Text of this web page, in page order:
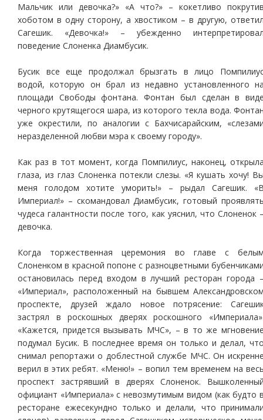
Мальчик или девочка?» «А что?» – кокетливо
хоботом в одну сторону, а хвостиком – в другую,
Сагешик. «Девочка!» – убежденно
поведение Слоненка Диамбусик.
Бусик все еще продолжал брызгать в лицо
водой, которую он брал из недавно установленного
площади Свободы фонтана. Фонтан был сделан в
черного крутящегося шара, из которого текла вода.
уже окрестили, по аналогии с Бахчисарайским,
неразделенной любви мэра к своему городу».
Как раз в тот момент, когда Помпилиус, наконец,
глаза, из глаз Слоненка потекли слезы. «Я кушать хочу!
меня голодом хотите уморить!» – рыдал Сагешик.
Империал!» – скомандовал Диамбусик, готовый
чудеса галантности после того, как уяснил, что Слоненок
девочка.
Когда торжественная церемония во главе с
Слоненком в красной попоне с разноцветными
остановилась перед входом в лучший ресторан города
«Империал», расположенный на бывшем
проспекте, друзей ждало новое потрясение:
застрял в роскошных дверях роскошного
«Кажется, придется вызывать МЧС», – в то же
подумал Бусик. В последнее время он только и делал,
снимал репортажи о доблестной службе МЧС. Он
верил в этих ребят. «Меню!» – вопил тем временем на
проспект застрявший в дверях Слоненок.
официант «Империала» с невозмутимым видом (как будто
ресторане ежесекундно только и делали, что